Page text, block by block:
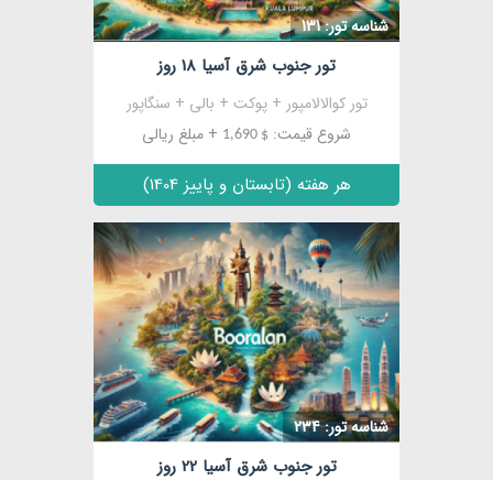
شناسه تور: 131
تور جنوب شرق آسیا 18 روز
تور کوالالامپور + پوکت + بالی + سنگاپور
شروع قیمت: $ 1,690 + مبلغ ریالی
هر هفته (تابستان و پاییز 1404)
شناسه تور: 234
تور جنوب شرق آسیا 22 روز